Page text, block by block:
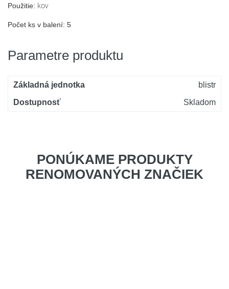
Použitie: kov
Počet ks v balení: 5
Parametre produktu
Základná jednotka
blistr
Dostupnosť
Skladom
PONÚKAME PRODUKTY
RENOMOVANÝCH ZNAČIEK